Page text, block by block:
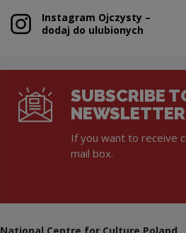
Instagram Ojczysty –
dodaj do ulubionych
Note, the link will open in a new
SUBSCRIBE
NEWSLETTER
If you want to receive
mail box.